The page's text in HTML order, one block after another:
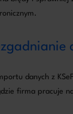
danych z
firma pracuje